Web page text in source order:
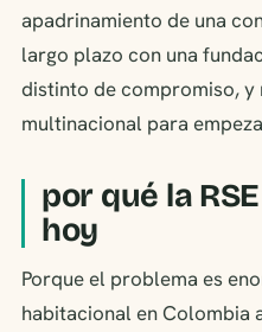
apadrinamiento de una
largo plazo con una
distinto de compromiso, y
multinacional para
por qué la
hoy
Porque el problema es
habitacional en Colombia